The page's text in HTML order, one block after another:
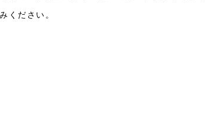
ください。